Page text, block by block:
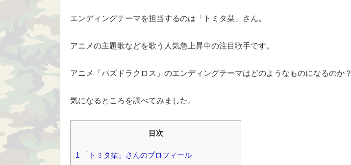
エンディングテーマを担当するのは「トミタ栞」さん。
アニメの主題歌などを歌う人気急上昇中の注目歌手です。
アニメ「パズドラクロス」のエンディングテーマはどのようなものになるのか？
気になるところを調べてみました。
目次
1 「トミタ栞」さんのプロフィール